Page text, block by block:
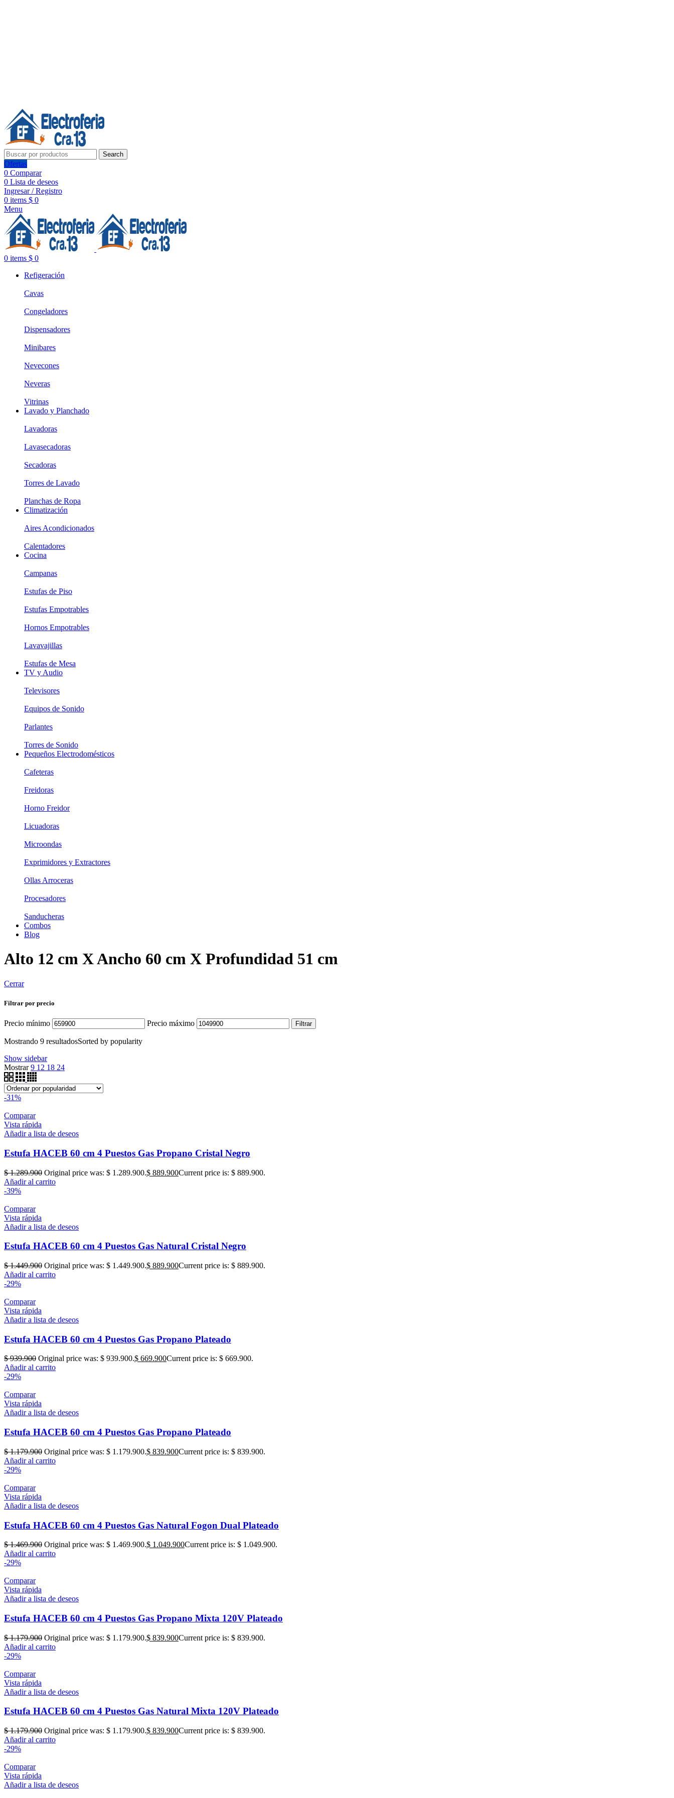
Search
Ofertas
0 Comparar
0 Lista de deseos
Ingresar / Registro
0 items $ 0
Menu
0 items $ 0
Refigeración
Cavas
Congeladores
Dispensadores
Minibares
Nevecones
Neveras
Vitrinas
Lavado y Planchado
Lavadoras
Lavasecadoras
Secadoras
Torres de Lavado
Planchas de Ropa
Climatización
Aires Acondicionados
Calentadores
Cocina
Campanas
Estufas de Piso
Estufas Empotrables
Hornos Empotrables
Lavavajillas
Estufas de Mesa
TV y Audio
Televisores
Equipos de Sonido
Parlantes
Torres de Sonido
Pequeños Electrodomésticos
Cafeteras
Freidoras
Horno Freidor
Licuadoras
Microondas
Exprimidores y Extractores
Ollas Arroceras
Procesadores
Sanducheras
Combos
Blog
Alto 12 cm X Ancho 60 cm X Profundidad 51 cm
Cerrar
Filtrar por precio
Precio mínimo Precio máximo Filtrar
Mostrando 9 resultadosSorted by popularity
Show sidebar
Mostrar9 12 18 24
-31%
Comparar
Vista rápida
Añadir a lista de deseos
Estufa HACEB 60 cm 4 Puestos Gas Propano Cristal Negro
$1.289.900 Original price was: $ 1.289.900.$ 889.900Current price is: $ 889.900.
Añadir al carrito
-39%
Comparar
Vista rápida
Añadir a lista de deseos
Estufa HACEB 60 cm 4 Puestos Gas Natural Cristal Negro
$1.449.900 Original price was: $ 1.449.900.$ 889.900Current price is: $ 889.900.
Añadir al carrito
-29%
Comparar
Vista rápida
Añadir a lista de deseos
Estufa HACEB 60 cm 4 Puestos Gas Propano Plateado
$939.900 Original price was: $ 939.900.$ 669.900Current price is: $ 669.900.
Añadir al carrito
-29%
Comparar
Vista rápida
Añadir a lista de deseos
Estufa HACEB 60 cm 4 Puestos Gas Propano Plateado
$1.179.900 Original price was: $ 1.179.900.$ 839.900Current price is: $ 839.900.
Añadir al carrito
-29%
Comparar
Vista rápida
Añadir a lista de deseos
Estufa HACEB 60 cm 4 Puestos Gas Natural Fogon Dual Plateado
$1.469.900 Original price was: $ 1.469.900.$ 1.049.900Current price is: $ 1.049.900.
Añadir al carrito
-29%
Comparar
Vista rápida
Añadir a lista de deseos
Estufa HACEB 60 cm 4 Puestos Gas Propano Mixta 120V Plateado
$1.179.900 Original price was: $ 1.179.900.$ 839.900Current price is: $ 839.900.
Añadir al carrito
-29%
Comparar
Vista rápida
Añadir a lista de deseos
Estufa HACEB 60 cm 4 Puestos Gas Natural Mixta 120V Plateado
$1.179.900 Original price was: $ 1.179.900.$ 839.900Current price is: $ 839.900.
Añadir al carrito
-29%
Comparar
Vista rápida
Añadir a lista de deseos